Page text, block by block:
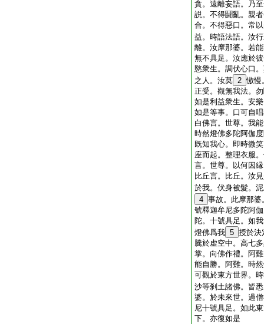
貪。遠離妄語。乃
説。不得鬪亂。親
合。不得惡口。常
益。時語法語。汝
離。汝摩那婆。若
無不具足。汝應於
愍衆生。調伏心口
之人。汝莫 2 慠慢
正受。觀無我法。
如是利益衆生。安
如是等事。口可自
白佛言。世尊。我能
時然燈佛多陀阿伽
既知我心。即時微
座而起。整理衣服
言。世尊。以何因
比丘言。比丘。汝
於我。伏身被髮。
4 事故。此摩那
號釋迦牟尼多陀阿
陀。十號具足。如
燈佛爲我 5 授於決
騰於虚空中。高七
掌。向佛作禮。阿
能自勝。阿難。時
可觀於東方世界。
沙等刹土諸佛。皆
婆。於未來世。過
尼十號具足。如此
下。亦復如是